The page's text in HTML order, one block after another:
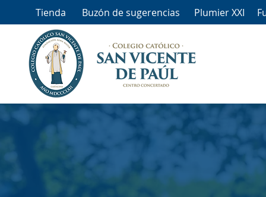
Tienda Buzón de sugerencias Plumier XXI